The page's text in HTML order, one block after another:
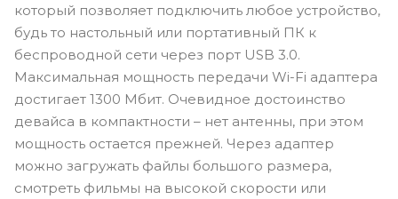
который позволяет подключить любое устройство,
будь то настольный или портативный ПК к
беспроводной сети через порт USB 3.0.
Максимальная мощность передачи Wi-Fi адаптера
достигает 1300 Мбит. Очевидное достоинство
девайса в компактности – нет антенны, при этом
мощность остается прежней. Через адаптер
можно загружать файлы большого размера,
смотреть фильмы на высокой скорости или